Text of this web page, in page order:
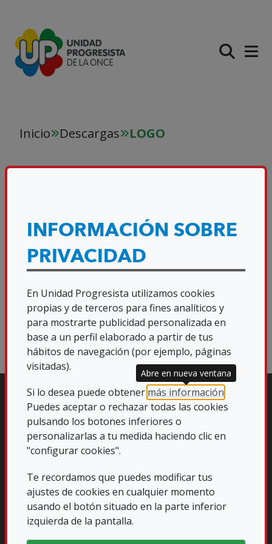
INFORMACIÓN SOBRE
PRIVACIDAD
En Unidad Progresista utilizamos cookies
propias y de terceros para fines analíticos y
para mostrarte publicidad personalizada en
base a un perfil elaborado a partir de tus
hábitos de navegación (por ejemplo, páginas
visitadas).
Si lo desea puede obtener más información
Puedes aceptar o rechazar todas las cookies
pulsando los botones inferiores o
personalizarlas a tu medida haciendo clic en
"configurar cookies".
Te recordamos que puedes modificar tus
ajustes de cookies en cualquier momento
usando el botón situado en la parte inferior
izquierda de la pantalla.
Abre en nueva ventana
Inicio Descargas LOGO
DESCARGA DE ARCHIVOS
DCEABD95-9481-4B47-8794-
921F7D090C7F_1_201_a.jpeg
JPEG(143.17 KB)